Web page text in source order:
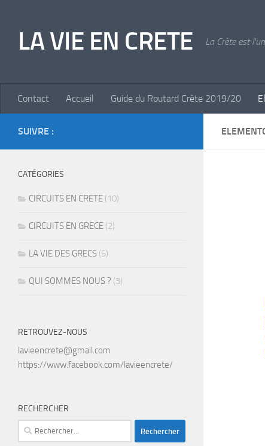
LA VIE EN CRETE La Crète est
Contact Accueil Guide du Routard Crète 2019/20
SUIVRE :
CATÉGORIES
CIRCUITS EN CRETE (10)
CIRCUITS EN GRECE (2)
LA VIE DES GRECS (5)
QUI SOMMES NOUS ? (3)
RETROUVEZ-NOUS
lavieencrete@gmail.com
https://www.facebook.com/lavieencrete/
RECHERCHER